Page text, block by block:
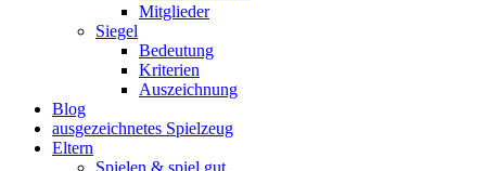
Mitglieder
Siegel
Bedeutung
Kriterien
Auszeichnung
Blog
ausgezeichnetes Spielzeug
Eltern
Spielen & spiel gut